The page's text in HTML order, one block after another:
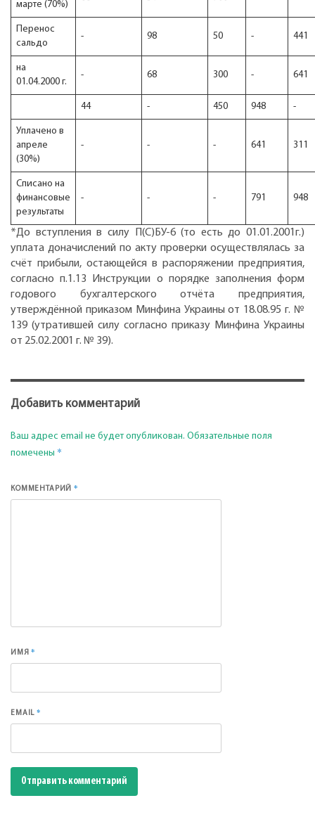
марте (70%)
Перенос
сальдо
- 98 50 - 441
на
01.04.2000 г.
- 68 300 - 641
44 - 450 948 -
Уплачено в
апреле
(30%)
- - - 641 311
Списано на
финансовые
результаты
- - - 791 948
*До вступления в силу П(С)БУ-6 (то есть до 01.01.2001г.)
уплата доначислений по акту проверки осуществлялась за
счёт прибыли, остающейся в распоряжении предприятия,
согласно п.1.13 Инструкции о порядке заполнения форм
годового бухгалтерского отчёта предприятия,
утверждённой приказом Минфина Украины от 18.08.95 г. №
139 (утратившей силу согласно приказу Минфина Украины
от 25.02.2001 г. № 39).
Добавить комментарий
Ваш адрес email не будет опубликован. Обязательные поля
помечены *
КОММЕНТАРИЙ*
ИМЯ*
EMAIL*